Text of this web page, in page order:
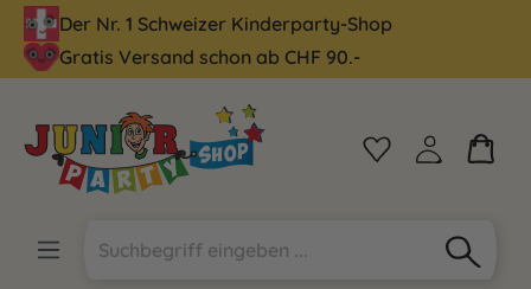
springen
Der Nr. 1 Schweizer Kinderparty-Shop
Gratis Versand schon ab CHF 90.-